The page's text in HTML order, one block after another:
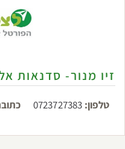
זיו מנור- סדנאות
טלפון: 0723727383